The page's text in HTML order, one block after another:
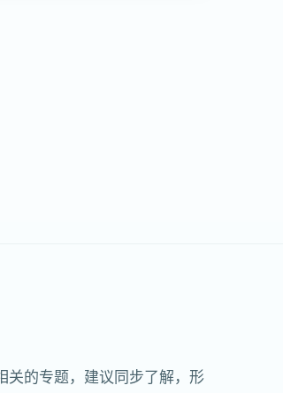
关的专题，建议同步了解，形